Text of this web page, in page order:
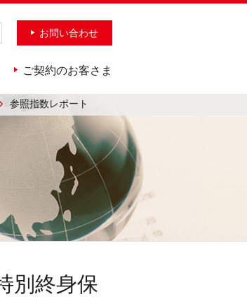
お問い合わせ
ご契約のお客さま
参照指数レポート
別終身保